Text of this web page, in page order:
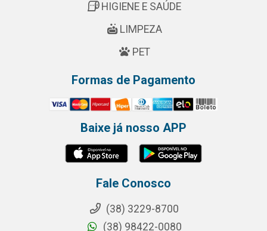
HIGIENE E SAÚDE
LIMPEZA
PET
Formas de Pagamento
Baixe já nosso APP
Fale Conosco
(38) 3229-8700
(38) 98422-0080